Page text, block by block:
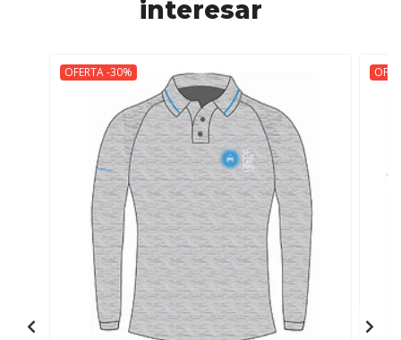
interesar
OFERTA -30%